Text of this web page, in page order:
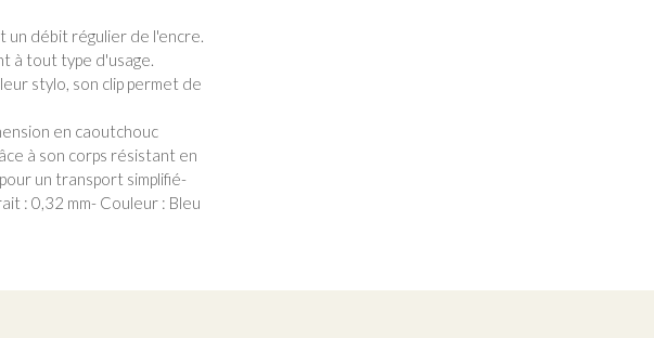
un débit régulier de l'encre.
à tout type d'usage.
stylo, son clip permet de
en caoutchouc
à son corps résistant en
un transport simplifié-
: 0,32 mm- Couleur : Bleu